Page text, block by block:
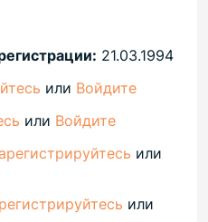
21.03.1994
или Войдите
или Войдите
или
или